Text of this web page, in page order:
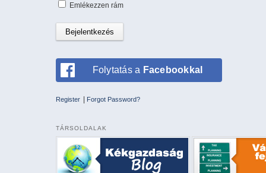
Emlékezzen rám
Folytatás a Facebookkal
Register Forgot Password?
TÁRSOLDALAK